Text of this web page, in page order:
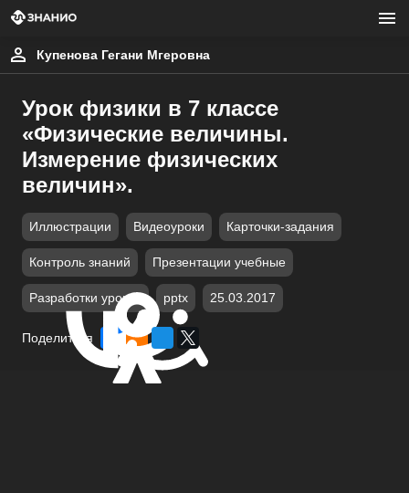
Купенова Гегани Мгеровна
Урок физики в 7 классе
«Физические величины.
Измерение физических
величин».
Иллюстрации Видеоуроки Карточки-задания
Контроль знаний Презентации учебные
Разработки уроков pptx 25.03.2017
Поделиться